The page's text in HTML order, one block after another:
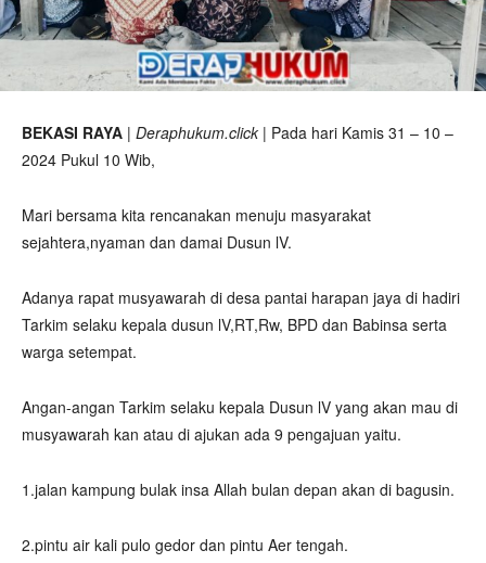
BEKASI RAYA | Deraphukum.click | Pada hari Kamis 31 – 10 –
2024 Pukul 10 Wib,
Mari bersama kita rencanakan menuju masyarakat
sejahtera,nyaman dan damai Dusun lV.
Adanya rapat musyawarah di desa pantai harapan jaya di hadiri
Tarkim selaku kepala dusun lV,RT,Rw, BPD dan Babinsa serta
warga setempat.
Angan-angan Tarkim selaku kepala Dusun lV yang akan mau di
musyawarah kan atau di ajukan ada 9 pengajuan yaitu.
1.jalan kampung bulak insa Allah bulan depan akan di bagusin.
2.pintu air kali pulo gedor dan pintu Aer tengah.